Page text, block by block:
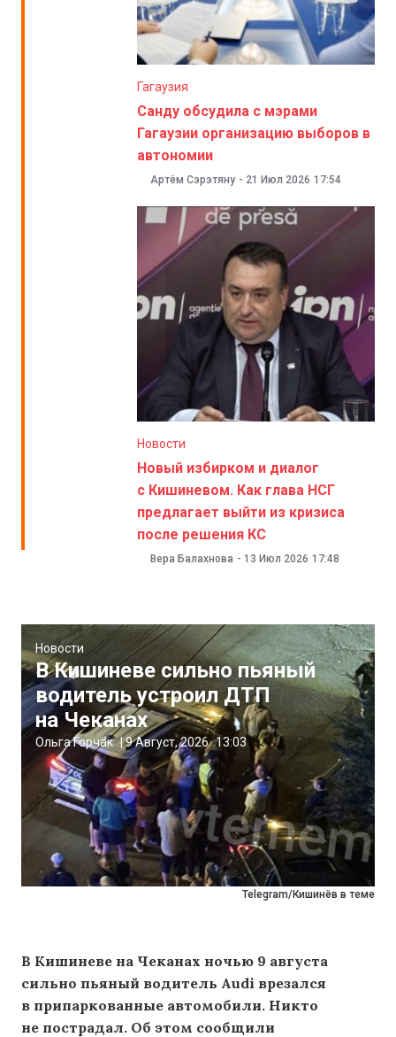
Гагаузия
Санду обсудила с мэрами
Гагаузии организацию выборов в
автономии
Артём Сэрэтяну - 21 Июл 2026 17:54
Новости
Новый избирком и диалог
с Кишиневом. Как глава НСГ
предлагает выйти из кризиса
после решения КС
Вера Балахнова - 13 Июл 2026 17:48
Telegram/Кишинёв в теме
Новости
В Кишиневе сильно пьяный
водитель устроил ДТП
на Чеканах
Ольга Горчак |9 Август, 2026 13:03
В Кишиневе на Чеканах ночью 9 августа
сильно пьяный водитель Audi врезался
в припаркованные автомобили. Никто
не пострадал. Об этом сообщили